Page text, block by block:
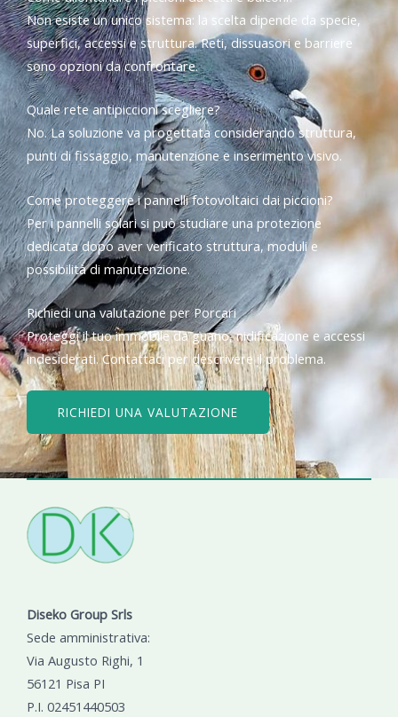
Non esiste un unico sistema: la scelta dipende da specie,
superfici, accessi e struttura. Reti, dissuasori e barriere
sono opzioni da confrontare.
Quale rete antipiccioni scegliere?
No. La soluzione va progettata considerando struttura,
punti di fissaggio, manutenzione e inserimento visivo.
Come proteggere i pannelli fotovoltaici dai piccioni?
Per i pannelli solari si può studiare una protezione
dedicata dopo aver verificato struttura, moduli e
possibilità di manutenzione.
Richiedi una valutazione per Porcari
Proteggi il tuo immobile da guano, nidificazione e accessi
indesiderati. Contattaci per descrivere il problema.
RICHIEDI UNA VALUTAZIONE
Diseko Group Srls
Sede amministrativa:
Via Augusto Righi, 1
56121 Pisa PI
P.I. 02451440503